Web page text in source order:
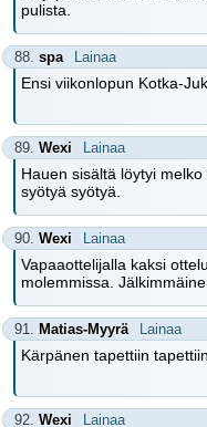
pulista.
88. spa Lainaa
Ensi viikonlopun Kotka-
89. Wexi Lainaa
Hauen sisältä löytyi
syötyä syötyä.
90. Wexi Lainaa
Vapaaottelijalla kaksi
molemmissa.
91. Matias-Myyrä Lainaa
Kärpänen tapettiin tapettiin.
92. Wexi Lainaa